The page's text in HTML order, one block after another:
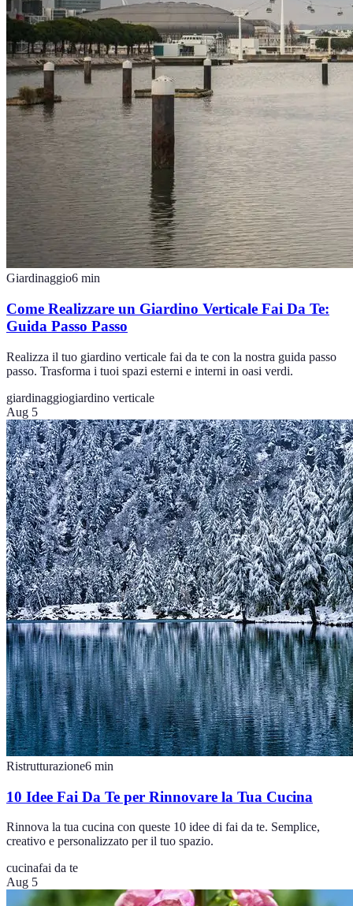
Giardinaggio6 min
Come Realizzare un Giardino Verticale Fai Da Te:
Guida Passo Passo
Realizza il tuo giardino verticale fai da te con la nostra guida passo
passo. Trasforma i tuoi spazi esterni e interni in oasi verdi.
giardinaggiogiardino verticale
Aug 5
Ristrutturazione6 min
10 Idee Fai Da Te per Rinnovare la Tua Cucina
Rinnova la tua cucina con queste 10 idee di fai da te. Semplice,
creativo e personalizzato per il tuo spazio.
cucinafai da te
Aug 5